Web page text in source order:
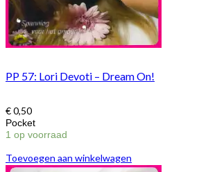
PP 57: Lori Devoti – Dream On!
Pocket
€0,50
1 op voorraad
Toevoegen aan winkelwagen